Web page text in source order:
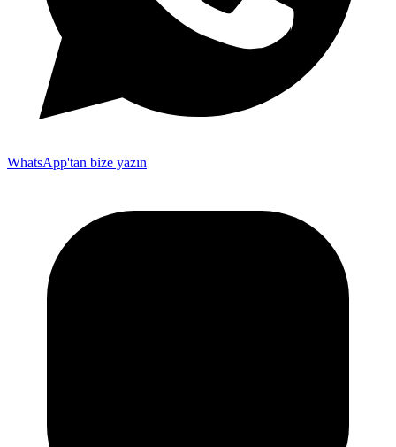
WhatsApp'tan bize yazın